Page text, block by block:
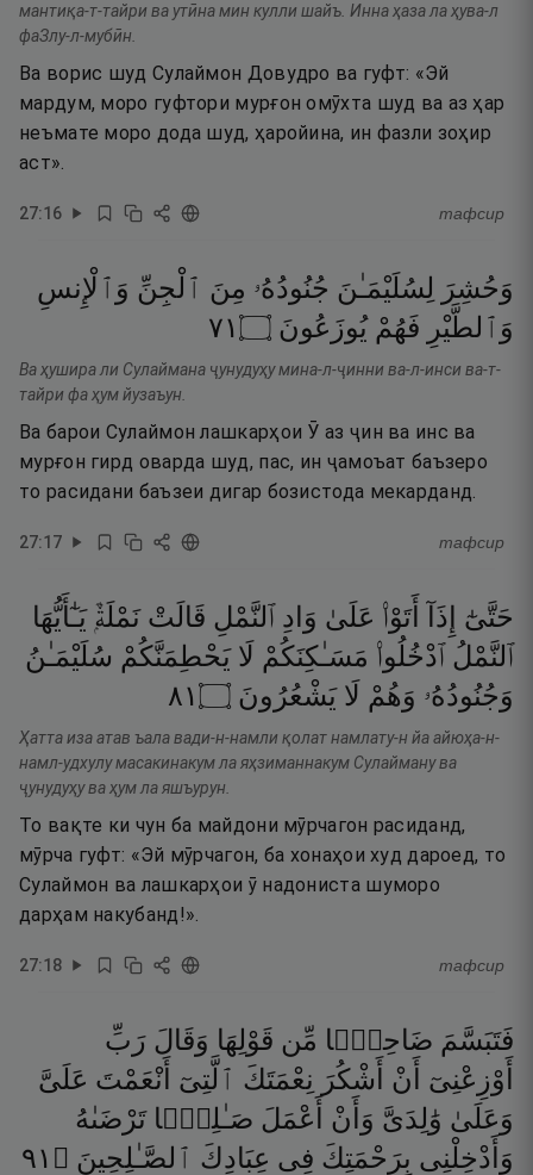
мантиқа-т-тайри ва утӣна мин кулли шайъ. Инна ҳаза ла ҳува-л
фаЗлу-л-мубӣн.
Ва ворис шуд Сулаймон Довудро ва гуфт: «Эй
мардум, моро гуфтори мурғон омӯхта шуд ва аз ҳар
неъмате моро дода шуд, ҳаройина, ин фазли зоҳир
аст».
27:16 тафсир
وَحُشِرَ لِسُلَيْمَـٰنَ جُنُودُهُۥ مِنَ ٱلْجِنِّ وَٱلْإِنسِ
وَٱلطَّيْرِ فَهُمْ يُوزَعُونَ ۝١٧
Ва ҳушира ли Сулаймана ҷунудуҳу мина-л-ҷинни ва-л-инси ва-т-
тайри фа ҳум йузаъун.
Ва барои Сулаймон лашкарҳои Ӯ аз ҷин ва инс ва
мурғон гирд оварда шуд, пас, ин ҷамоъат баъзеро
то расидани баъзеи дигар бозистода мекарданд.
27:17 тафсир
حَتَّىٰٓ إِذَآ أَتَوْا۟ عَلَىٰ وَادِ ٱلنَّمْلِ قَالَتْ نَمْلَةٌۭ يَـٰٓأَيُّهَا
ٱلنَّمْلُ ٱدْخُلُوا۟ مَسَـٰكِنَكُمْ لَا يَحْطِمَنَّكُمْ سُلَيْمَـٰنُ
وَجُنُودُهُۥ وَهُمْ لَا يَشْعُرُونَ ۝١٨
Ҳатта иза атав ъала вади-н-намли қолат намлату-н йа айюҳа-н-
намл-удхулу масакинакум ла яҳзиманнакум Сулайману ва
ҷунудуҳу ва ҳум ла яшъурун.
То вақте ки чун ба майдони мӯрчагон расиданд,
мӯрча гуфт: «Эй мӯрчагон, ба хонаҳои худ дароед, то
Сулаймон ва лашкарҳои ӯ надониста шуморо
дарҳам накубанд!».
27:18 тафсир
فَتَبَسَّمَ ضَاحِكًۭا مِّن قَوْلِهَا وَقَالَ رَبِّ
أَوْزِعْنِىٓ
أَنْ أَشْكُرَ نِعْمَتَكَ ٱلَّتِىٓ أَنْعَمْتَ عَلَىَّ
وَعَلَىٰ وَٰلِدَىَّ وَأَنْ أَعْمَلَ صَـٰلِحًۭا تَرْضَىٰهُ
وَأَدْخِلْنِى بِرَحْمَتِكَ فِى عِبَادِكَ ٱلصَّـٰلِحِينَ ۝ ١٩